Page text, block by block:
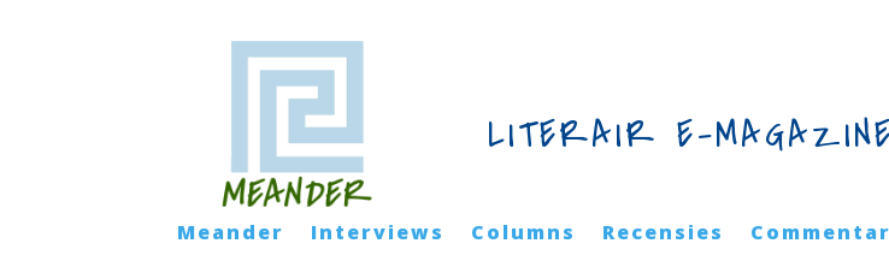
LITERAIR E-
Meander Interviews Columns Recensies